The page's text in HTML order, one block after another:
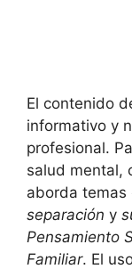
El contenido
informativo y
profesional.
salud mental,
aborda temas
separación y
Pensamiento
Familiar. El